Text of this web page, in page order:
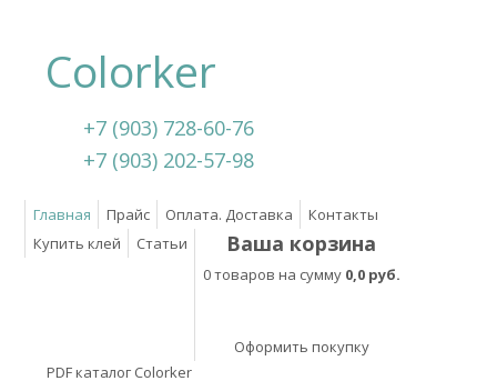
Colorker
+7 (903) 728-60-76
+7 (903) 202-57-98
Главная Прайс Оплата. Доставка
Контакты
Купить клей
Статьи Ваша корзина
0 товаров на сумму 0,0 руб.
Оформить покупку
PDF каталог Colorker